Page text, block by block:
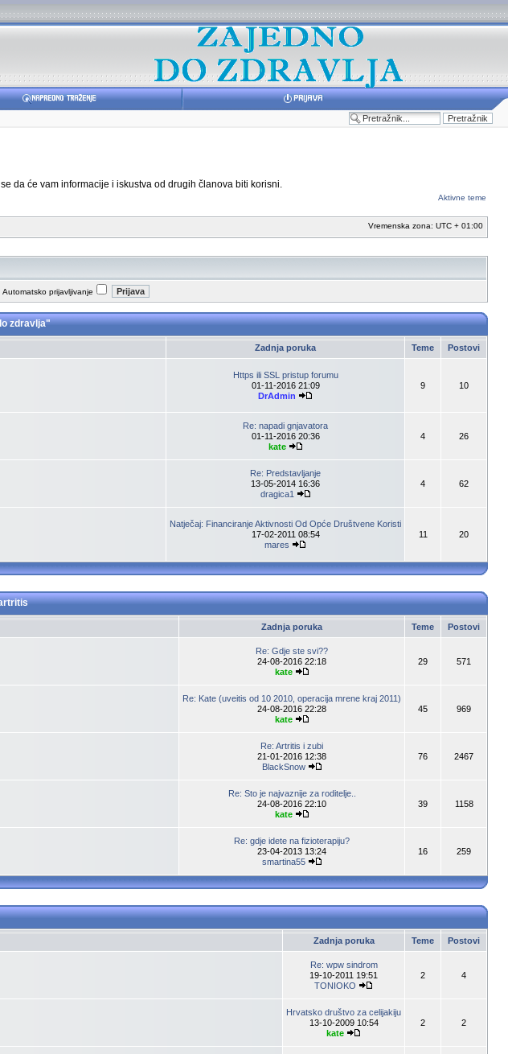
da će vam informacije i iskustva od drugih članova biti korisni.
Aktivne teme
Vremenska zona: UTC + 01:00
Automatsko prijavljivanje
zdravlja"
Zadnja poruka Teme Postovi
Https ili SSL pristup forumu
01-11-2016 21:09
DrAdmin
9 10
Re: napadi gnjavatora
01-11-2016 20:36
kate
4 26
Re: Predstavljanje
13-05-2014 16:36
dragica1
4 62
Natječaj: Financiranje Aktivnosti Od Opće Društvene Koristi
17-02-2011 08:54
mares
11 20
Zadnja poruka Teme Postovi
Re: Gdje ste svi??
24-08-2016 22:18
kate
29 571
Re: Kate (uveitis od 10 2010, operacija mrene kraj 2011)
24-08-2016 22:28
kate
45 969
Re: Artritis i zubi
21-01-2016 12:38
BlackSnow
76 2467
Re: Sto je najvaznije za roditelje..
24-08-2016 22:10
kate
39 1158
Re: gdje idete na fizioterapiju?
23-04-2013 13:24
smartina55
16 259
Zadnja poruka Teme Postovi
Re: wpw sindrom
19-10-2011 19:51
TONIOKO
2 4
Hrvatsko društvo za celijakiju
13-10-2009 10:54
kate
2 2